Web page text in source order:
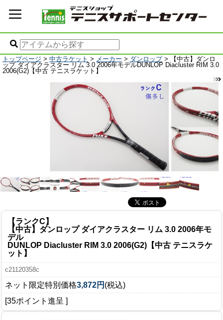
トップページ > 中古ラケット > メーカー > ダンロップ> 【中古】ダンロ
ップ ダイアクラスター リム 3.0 2006年モデルDUNLOP Diacluster RIM 3.0
2006(G2)【中古 テニスラケット】
【ランクC】
【中古】ダンロップ ダイアクラスター リム 3.0 2006年モ
デル
DUNLOP Diacluster RIM 3.0 2006(G2)【中古 テニスラケ
ット】
c21120358c
ネット限定特別価格3,872円 (税込)
[35ポイント進呈 ]